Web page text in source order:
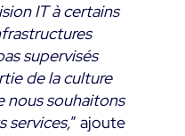
IT à certains
supervisés
de la culture
nous souhaitons
services,” ajoute